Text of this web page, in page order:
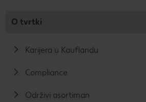
O tvrtki
Karijera u Kauflandu
Compliance
Održivi asortiman